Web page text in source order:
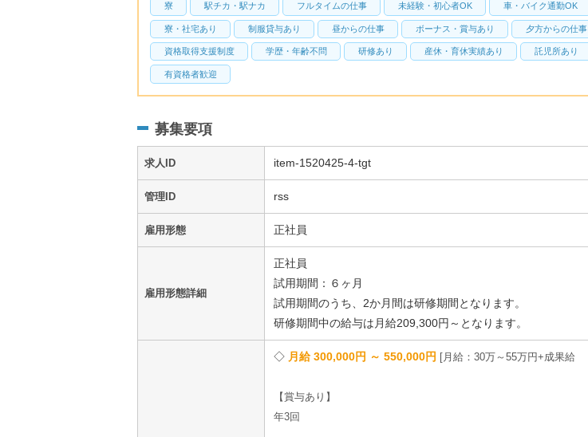
寮 駅チカ・駅ナカ フルタイムの仕事 未経験・初心者OK 車・バイク通勤OK
寮・社宅あり 制服貸与あり 昼からの仕事 ボーナス・賞与あり 夕方からの仕事
資格取得支援制度 学歴・年齢不問 研修あり 産休・育休実績あり 託児所あり
有資格者歓迎
募集要項
求人ID item-1520425-4-tgt
管理ID rss
雇用形態 正社員
雇用形態詳細
正社員
試用期間：６ヶ月
試用期間のうち、2か月間は研修期間となります。
研修期間中の給与は月給209,300円～となります。
月給 300,000円 ～ 550,000円 月給：30万～55万円+成果給
【賞与あり】
年3回